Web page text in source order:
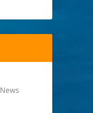
News